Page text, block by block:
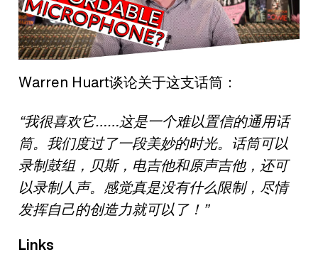
Warren Huart谈论关于这支话筒：
“我很喜欢它……这是一个难以置信的通用话
筒。我们度过了一段美妙的时光。话筒可以
录制鼓组，贝斯，电吉他和原声吉他，还可
以录制人声。感觉真是没有什么限制，尽情
发挥自己的创造力就可以了！”
Links